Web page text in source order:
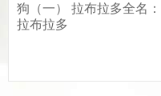
狗（一） 拉布拉多全名：
拉布拉多